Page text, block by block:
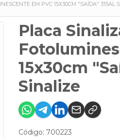
EM PVC 15X30CM "SAÍDA" 315AL
Placa
15x30cm
Sinalize
Código: 700223